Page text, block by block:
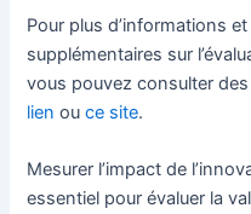
Pour plus d’informations
supplémentaires sur
vous pouvez consulter
lien ouce site.
Mesurer l’impact de
essentiel pour évaluer la